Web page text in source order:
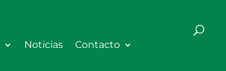
Noticias Contacto